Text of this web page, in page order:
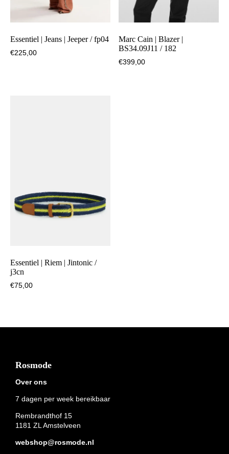
Essentiel | Jeans | Jeeper / fp04
€225,00
Marc Cain | Blazer |
BS34.09J11 / 182
€399,00
Essentiel | Riem | Jintonic /
j3cn
€75,00
Footer
Rosmode
Over ons
7 dagen per week bereikbaar
Rembrandthof 15
1181 ZL Amstelveen
webshop@rosmode.nl